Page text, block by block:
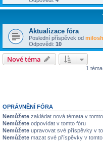
Aktualizace fóra
Poslední příspěvek od milosh
Odpovědi: 10
Nové téma
1
OPRÁVNĚNÍ FÓRA
Nemůžete zakládat nová témata v
Nemůžete odpovídat v tomto fóru
Nemůžete upravovat své příspěvky v
Nemůžete mazat své příspěvky v